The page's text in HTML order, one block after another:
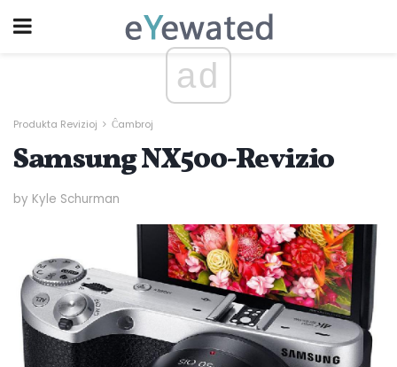
ad
Produkta Revizioj Ĉambroj
Samsung NX500-Revizio
by Kyle Schurman